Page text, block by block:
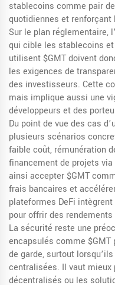
stablecoins comme pair
quotidiennes et
Sur le plan réglementaire,
qui cible les stablecoins
utilisent $GMT doivent
les exigences de
des investisseurs. Cette
mais implique aussi une
développeurs et des
Du point de vue des cas
plusieurs scénarios
faible coût, rémunération
financement de projets
ainsi accepter $GMT
frais bancaires et
plateformes DeFi
pour offrir des
La sécurité reste une
encapsulés comme
de garde, surtout
centralisées. Il vaut
décentralisés ou les